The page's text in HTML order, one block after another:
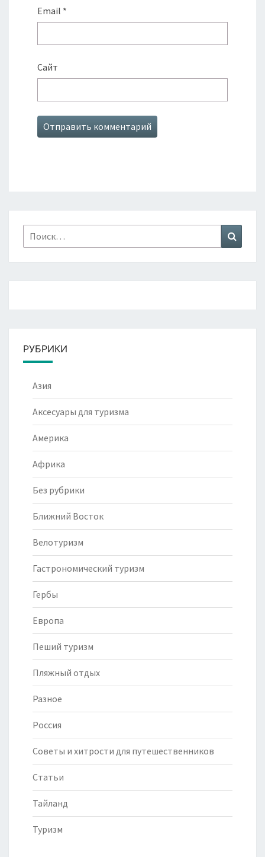
Email *
Сайт
Найти:
РУБРИКИ
Азия
Аксесуары для туризма
Америка
Африка
Без рубрики
Ближний Восток
Велотуризм
Гастрономический туризм
Гербы
Европа
Пеший туризм
Пляжный отдых
Разное
Россия
Советы и хитрости для путешественников
Статьи
Тайланд
Туризм